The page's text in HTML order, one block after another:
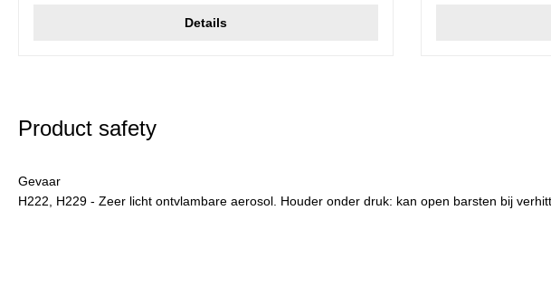
Details
Product safety
Gevaar
H222, H229 - Zeer licht ontvlambare aerosol. Houder onder druk: kan open barsten bij